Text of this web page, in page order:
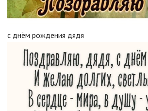
с днëм рождения дядя